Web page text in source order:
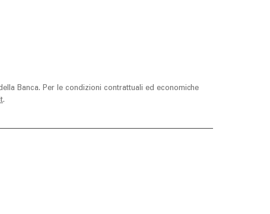
Banca. Per le condizioni contrattuali ed economiche
.